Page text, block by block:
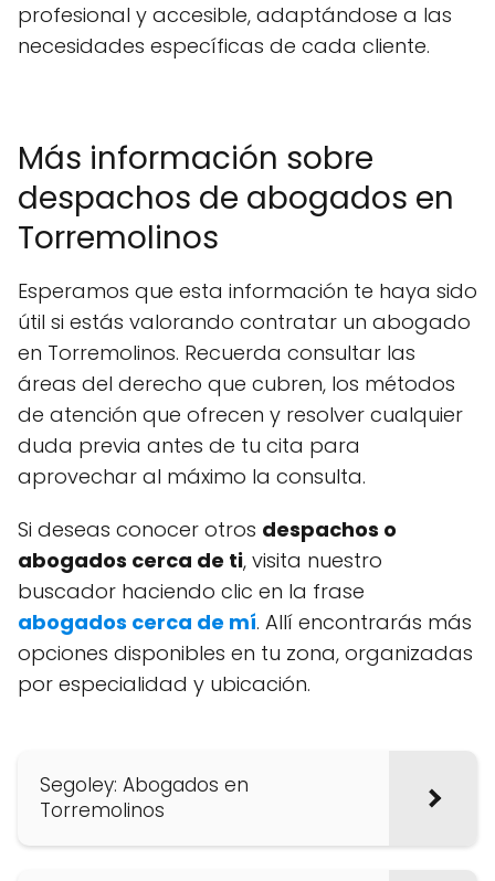
profesional y accesible, adaptándose a las
necesidades específicas de cada cliente.
Más información sobre
despachos de abogados en
Torremolinos
Esperamos que esta información te haya sido
útil si estás valorando contratar un abogado
en Torremolinos. Recuerda consultar las
áreas del derecho que cubren, los métodos
de atención que ofrecen y resolver cualquier
duda previa antes de tu cita para
aprovechar al máximo la consulta.
Si deseas conocer otros despachos o
abogados cerca de ti, visita nuestro
buscador haciendo clic en la frase
abogados cerca de mí. Allí encontrarás más
opciones disponibles en tu zona, organizadas
por especialidad y ubicación.
Segoley: Abogados en
Torremolinos